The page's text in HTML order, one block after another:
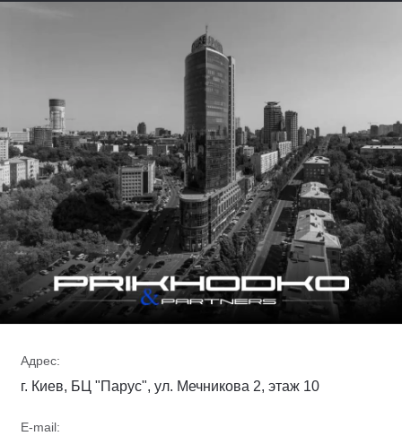
Адрес:
г. Киев, БЦ "Парус", ул. Мечникова 2, этаж 10
E-mail: